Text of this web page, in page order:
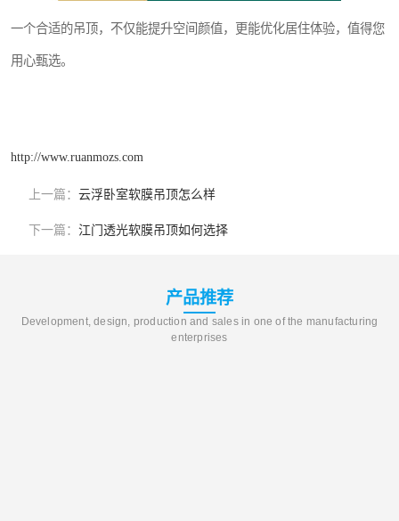
一个合适的吊顶，不仅能提升空间颜值，更能优化居住体验，值得您
用心甄选。
http://www.ruanmozs.com
上一篇： 云浮卧室软膜吊顶怎么样
下一篇： 江门透光软膜吊顶如何选择
产品推荐
Development, design, production and sales in one of the manufacturing
enterprises